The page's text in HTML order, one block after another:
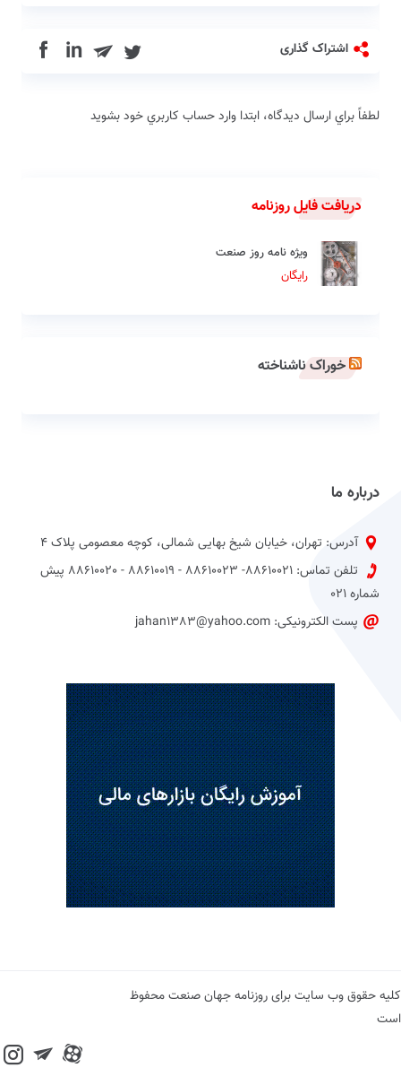
اشتراک گذاری in
لطفاً براي ارسال دیدگاه، ابتدا وارد حساب كاربري خود بشويد
دریافت فایل روزنامه
ویژه نامه روز صنعت
رایگان
خوراک ناشناخته
درباره ما
آدرس: تهران، خیابان شیخ بهایی شمالی، کوچه معصومی پلاک 4
تلفن تماس: 88610021- 88610023 - 88610019 - 88610020 پیش
شماره 021
پست الکترونیکی: jahan1383@yahoo.com
کلیه حقوق وب سایت برای روزنامه جهان صنعت محفوظ
است